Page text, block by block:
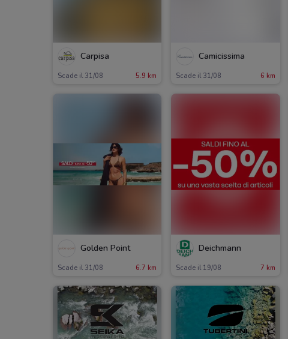
Carpisa
Scade il 31/08 5.9 km
Camicissima
Scade il 31/08 6 km
Golden Point
Scade il 31/08 6.7 km
Deichmann
Scade il 19/08 7 km